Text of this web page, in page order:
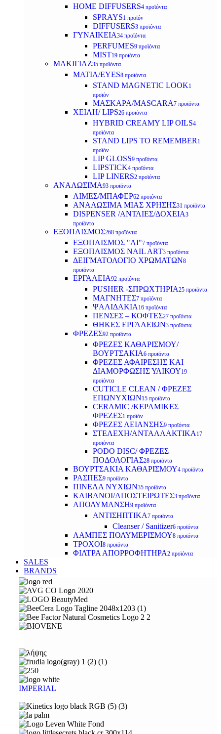
HOME DIFFUSERS4 προϊόντα
SPRAYS1 προϊόν
DIFFUSERS3 προϊόντα
ΓΥΝΑΙΚΕΙΑ34 προϊόντα
PERFUMES9 προϊόντα
MIST19 προϊόντα
ΜΑΚΙΓΙΑΖ35 προϊόντα
ΜΑΤΙΑ/EYES8 προϊόντα
STAND MAGNETIC LOOK1
προϊόν
ΜΑΣΚΑΡΑ/MASCARA7 προϊόντα
ΧΕΙΛΗ/ LIPS26 προϊόντα
HYBRID CREAMY LIP OILS4
προϊόντα
STAND LIPS TO REMEMBER 1
προϊόν
LIP GLOSS9 προϊόντα
LIPSTICK4 προϊόντα
LIP LINERS2 προϊόντα
ΑΝΑΛΩΣΙΜΑ93 προϊόντα
ΛΙΜΕΣ/ΜΠΑΦΕΡ62 προϊόντα
ΑΝΑΛΩΣΙΜΑ ΜΙΑΣ ΧΡΗΣΗΣ31 προϊόντα
DISPENSER /ΑΝΤΛΙΕΣ/ΔΟΧΕΙΑ3
προϊόντα
ΕΞΟΠΛΙΣΜΟΣ268 προϊόντα
ΕΞΟΠΛΙΣΜΟΣ "AI"7 προϊόντα
ΕΞΟΠΛΙΣΜΟΣ NAIL ART3 προϊόντα
ΔΕΙΓΜΑΤΟΛΟΓΙΟ ΧΡΩΜΑΤΩΝ8
προϊόντα
ΕΡΓΑΛΕΙΑ92 προϊόντα
PUSHER -ΣΠΡΩΧΤΗΡΙΑ25 προϊόντα
ΜΑΓΝΗΤΕΣ7 προϊόντα
ΨΑΛΙΔΑΚΙΑ 16 προϊόντα
ΠΕΝΣΕΣ – ΚΟΦΤΕΣ27 προϊόντα
ΘΗΚΕΣ ΕΡΓΑΛΕΙΩΝ3 προϊόντα
ΦΡΕΖΕΣ92 προϊόντα
ΦΡΕΖΕΣ ΚΑΘΑΡΙΣΜΟΥ/
ΒΟΥΡΤΣΑΚΙΑ6 προϊόντα
ΦΡΕΖΕΣ ΑΦΑΙΡΕΣΗΣ ΚΑΙ
ΔΙΑΜΟΡΦΩΣΗΣ ΥΛΙΚΟΥ19
προϊόντα
CUTICLE CLEAN / ΦΡΕΖΕΣ
ΕΠΩΝΥΧΙΩΝ15 προϊόντα
CERAMIC /ΚΕΡΑΜΙΚΕΣ
ΦΡΕΖΕΣ1 προϊόν
ΦΡΕΖΕΣ ΛΕΙΑΝΣΗΣ9 προϊόντα
ΣΤΕΛΕΧΗ/ΑΝΤΑΛΛΑΚΤΙΚΑ 17
προϊόντα
PODO DISC/ ΦΡΕΖΕΣ
ΠΟΔΟΛΟΓΙΑΣ28 προϊόντα
ΒΟΥΡΤΣΑΚΙΑ ΚΑΘΑΡΙΣΜΟΥ4 προϊόντα
ΡΑΣΠΕΣ9 προϊόντα
ΠΙΝΕΛΑ ΝΥΧΙΩΝ35 προϊόντα
ΚΛΙΒΑΝΟΙ/ΑΠΟΣΤΕΙΡΩΤΕΣ3 προϊόντα
ΑΠΟΛΥΜΑΝΣΗ9 προϊόντα
ΑΝΤΙΣΗΠΤΙΚΑ7 προϊόντα
Cleanser / Sanitizer6 προϊόντα
ΛΑΜΠΕΣ ΠΟΛΥΜΕΡΙΣΜΟΥ8 προϊόντα
ΤΡΟΧΟΙ8 προϊόντα
ΦΙΛΤΡΑ ΑΠΟΡΡΟΦΗΤΗΡΑ2 προϊόντα
SALES
BRANDS
IMPERIAL